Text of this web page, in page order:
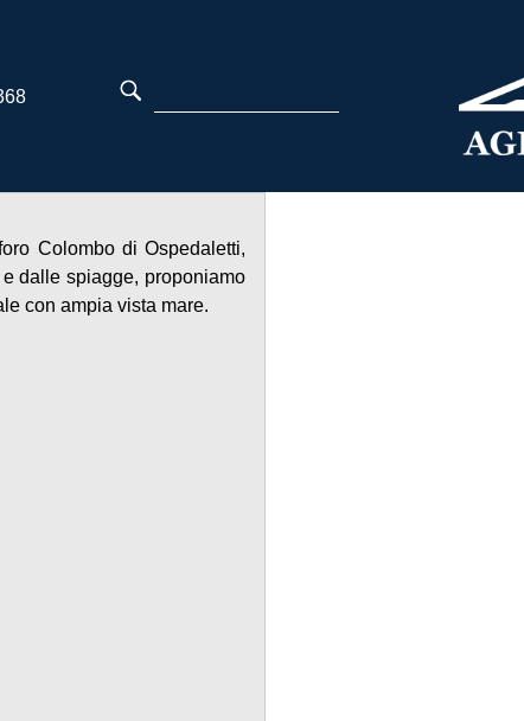
Colombo di Ospedaletti,
dalle spiagge, proponiamo
con ampia vista mare.